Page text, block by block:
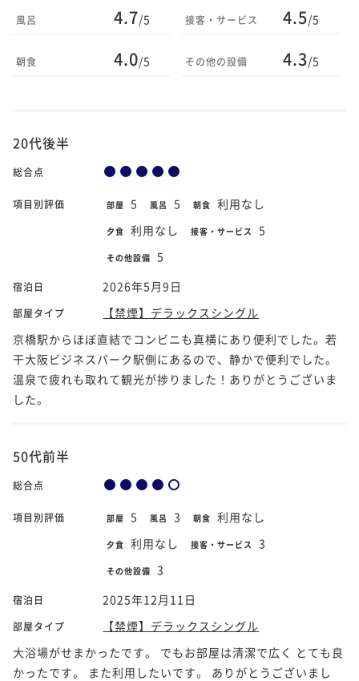
風呂 4.7/5
朝食 4.0/5
接客・サービス 4.5/5
その他の設備 4.3/5
20代後半
総合点
項目別評価 部屋 5 風呂 5 朝食 利用なし
夕食 利用なし 接客・サービス 5
その他設備 5
宿泊日 2026年5月9日
部屋タイプ
【禁煙】デラックスシングル
京橋駅からほぼ直結でコンビニも真横にあり便利でした。若
干大阪ビジネスパーク駅側にあるので、静かで便利でした。
温泉で疲れも取れて観光が捗りました！ありがとうございま
した。
50代前半
総合点
項目別評価 部屋 5 風呂 3 朝食 利用なし
夕食 利用なし 接客・サービス 3
その他設備 3
宿泊日 2025年12月11日
部屋タイプ
【禁煙】デラックスシングル
大浴場がせまかったです。 でもお部屋は清潔で広く とても良
かったです。 また利用したいです。 ありがとうございまし